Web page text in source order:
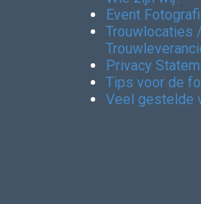
Event
Trouwlocaties /
Privacy
Tips voor de
Veel gestelde